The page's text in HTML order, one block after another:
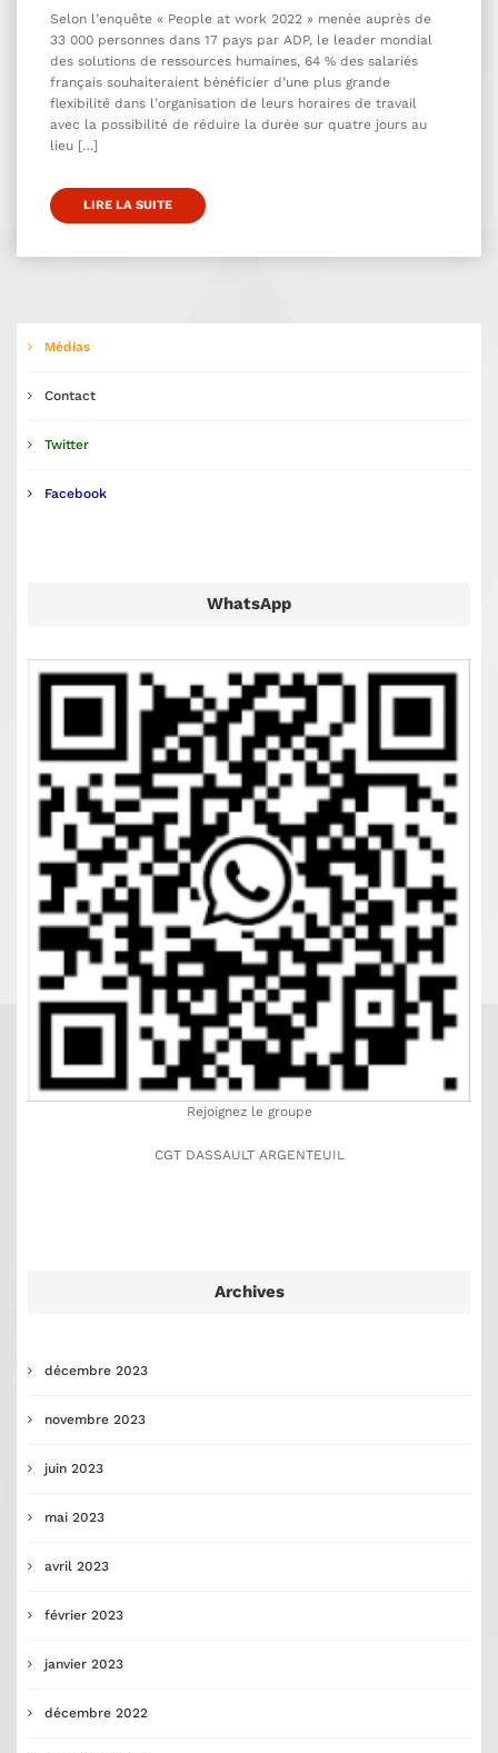
Selon l’enquête « People at work 2022 » menée auprès de
33 000 personnes dans 17 pays par ADP, le leader mondial
des solutions de ressources humaines, 64 % des salariés
français souhaiteraient bénéficier d’une plus grande
flexibilité dans l’organisation de leurs horaires de travail
avec la possibilité de réduire la durée sur quatre jours au
lieu […]
LIRE LA SUITE
Médias
Contact
Twitter
Facebook
WhatsApp
Rejoignez le groupe
CGT DASSAULT ARGENTEUIL
Archives
décembre 2023
novembre 2023
juin 2023
mai 2023
avril 2023
février 2023
janvier 2023
décembre 2022